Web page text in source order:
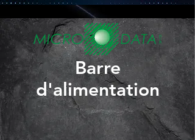
Barre
d'alimentation